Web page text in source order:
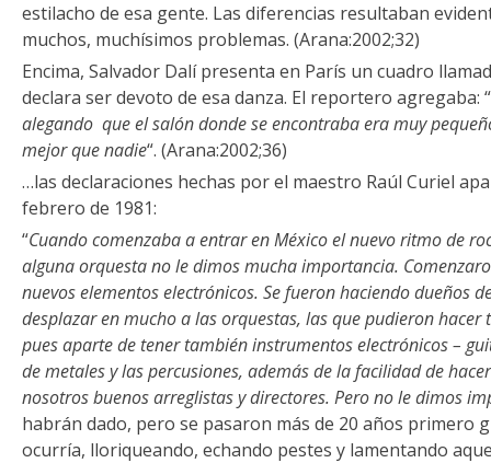
estilacho de esa gente. Las diferencias resultaban
muchos, muchísimos problemas. (Arana:2002;32)
Encima, Salvador Dalí presenta en París un cuadro
declara ser devoto de esa danza. El reportero agregaba:
alegando que el salón donde se encontraba era muy
mejor que nadie“. (Arana:2002;36)
…las declaraciones hechas por el maestro Raúl Curiel
febrero de 1981:
“Cuando comenzaba a entrar en México el nuevo ritmo de
alguna orquesta no le dimos mucha importancia.
nuevos elementos electrónicos. Se fueron haciendo dueños
desplazar en mucho a las orquestas, las que pudieron
pues aparte de tener también instrumentos electrónicos –
de metales y las percusiones, además de la facilidad de
nosotros buenos arreglistas y directores. Pero no le dimos
habrán dado, pero se pasaron más de 20 años primero
ocurría, lloriqueando, echando pestes y lamentando